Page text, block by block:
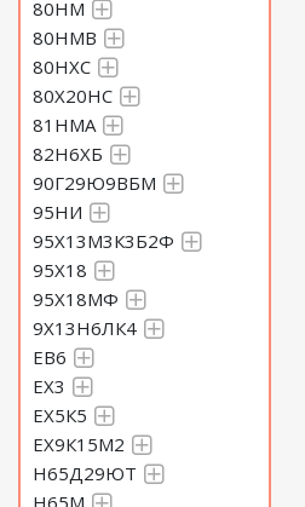
80НМ
80НМВ
80НХС
80Х20НС
81НМА
82Н6ХБ
90Г29Ю9ВБМ
95НИ
95Х13М3К3Б2Ф
95Х18
95Х18МФ
9Х13Н6ЛК4
ЕВ6
ЕХ3
ЕХ5К5
ЕХ9К15М2
Н65Д29ЮТ
Н65М